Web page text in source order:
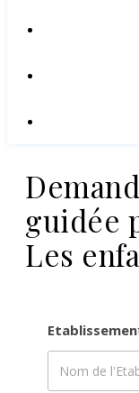
guidée
Les
Etablissemen